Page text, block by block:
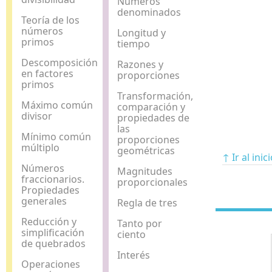
Teoría de los
números
primos
Descomposición
en factores
primos
Máximo común
divisor
Mínimo común
múltiplo
Números
fraccionarios.
Propiedades
generales
Reducción y
simplificación
de quebrados
Operaciones
denominados
Longitud y
tiempo
Razones y
proporciones
Transformación,
comparación y
propiedades de
las
proporciones
geométricas
Magnitudes
proporcionales
Regla de tres
Tanto por
ciento
Interés
↑ Ir al